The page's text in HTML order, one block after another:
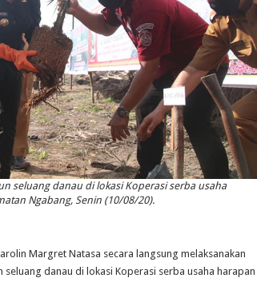
seluang danau di lokasi Koperasi serba usaha
Ngabang, Senin (10/08/20).
Margret Natasa secara langsung melaksanakan
danau di lokasi Koperasi serba usaha harapan